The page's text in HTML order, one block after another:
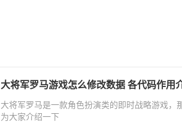
大将军罗马游戏怎么修改数据 各代码作用
大将军罗马是一款角色扮演类的即时战略游戏
为大家介绍一下